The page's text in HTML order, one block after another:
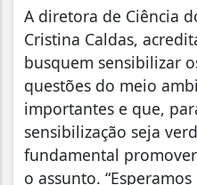
A diretora de Ciência
Cristina Caldas,
busquem sensibilizar
questões do meio
importantes e que,
sensibilização seja
fundamental
o assunto.